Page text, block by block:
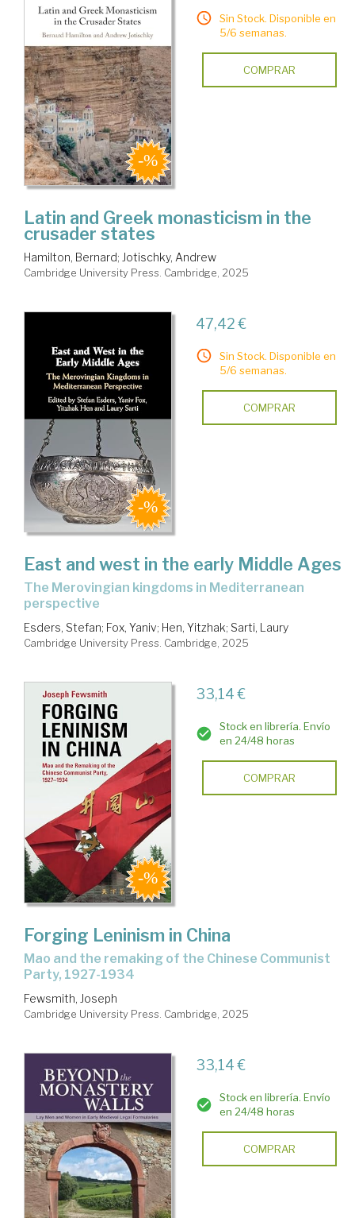
Sin Stock. Disponible en
5/6 semanas.
COMPRAR
Latin and Greek monasticism in the
crusader states
Hamilton, Bernard; Jotischky, Andrew
Cambridge University Press. Cambridge, 2025
47,42 €
Sin Stock. Disponible en
5/6 semanas.
COMPRAR
East and west in the early Middle Ages
the Merovingian kingdoms in Mediterranean
perspective
Esders, Stefan; Fox, Yaniv; Hen, Yitzhak; Sarti, Laury
Cambridge University Press. Cambridge, 2025
33,14 €
Stock en librería. Envío
en 24/48 horas
COMPRAR
Forging Leninism in China
Mao and the remaking of the Chinese Communist
Party, 1927-1934
Fewsmith, Joseph
Cambridge University Press. Cambridge, 2025
33,14 €
Stock en librería. Envío
en 24/48 horas
COMPRAR